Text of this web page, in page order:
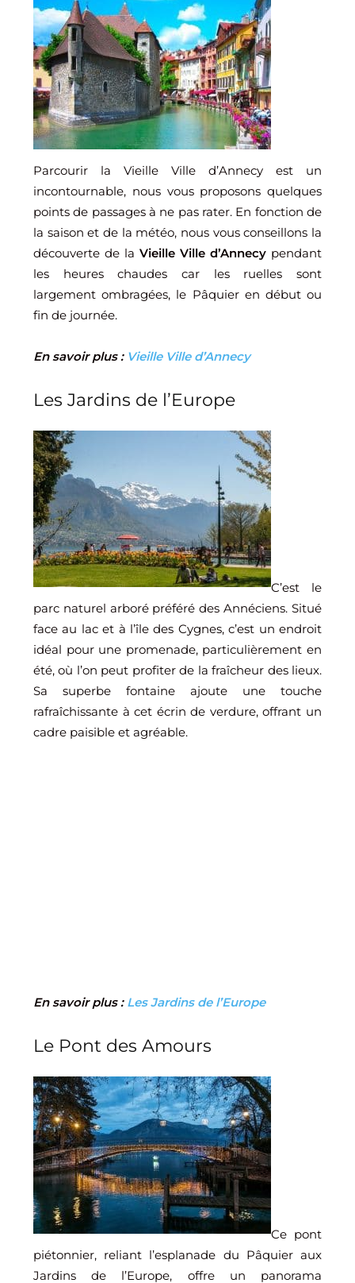
Parcourir la Vieille Ville d’Annecy est un
incontournable, nous vous proposons quelques
points de passages à ne pas rater. En fonction de
la saison et de la météo, nous vous conseillons la
découverte de la Vieille Ville d’Annecy pendant
les heures chaudes car les ruelles sont
largement ombragées, le Pâquier en début ou
fin de journée.
En savoir plus : Vieille Ville d’Annecy
Les Jardins de l’Europe
C’est le
parc naturel arboré préféré des Annéciens. Situé
face au lac et à l’île des Cygnes, c’est un endroit
idéal pour une promenade, particulièrement en
été, où l’on peut profiter de la fraîcheur des lieux.
Sa superbe fontaine ajoute une touche
rafraîchissante à cet écrin de verdure, offrant un
cadre paisible et agréable.
En savoir plus : Les Jardins de l’Europe
Le Pont des Amours
Ce pont
piétonnier, reliant l’esplanade du Pâquier aux
Jardins de l’Europe, offre un panorama